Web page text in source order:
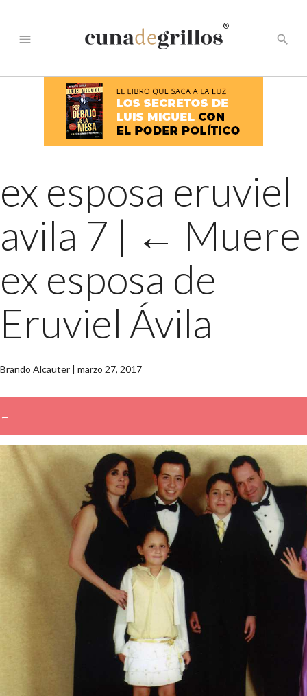
menu
®
search
ex esposa eruviel
avila 7 | ← Muere
ex esposa de
Eruviel Ávila
Brando Alcauter | marzo 27, 2017
←